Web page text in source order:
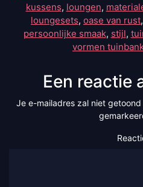
kussens, loungen,
loungesets, oase van rust,
persoonlijke smaak, stijl,
vormen
Een reactie
Je e-mailadres zal niet getoond